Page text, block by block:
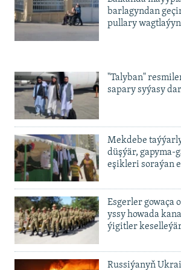
barlagyndan
pullary
"Talyban"
sapary syýasy
Mekdebe
düşýär, gapyma-
eşikleri soraýan
Esgerler gowaça
yssy howada
ýigitler
Russiýanyň